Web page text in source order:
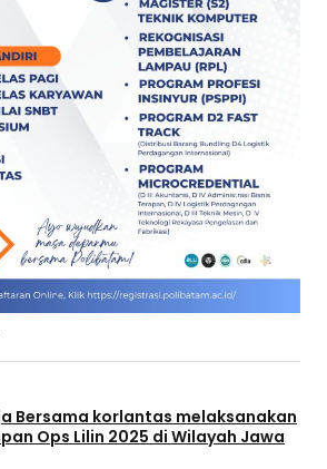
Bersama korlantas melaksanakan
Ops Lilin 2025 di Wilayah Jawa